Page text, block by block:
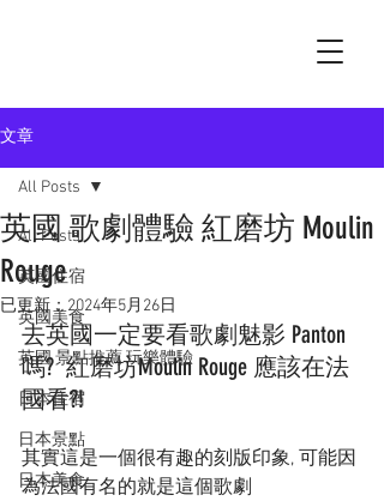
文章
All Posts
英國住宿
英國美食
英國 景點推薦 玩樂體驗
日本住宿
日本景點
日本美食
All Posts
英國 歌劇體驗 紅磨坊 Moulin
Rouge
已更新：2024年5月26日
去英國一定要看歌劇魅影 Panton
嗎?  紅磨坊Moulin Rouge 應該在法
國看?!
其實這是一個很有趣的刻版印象, 可能因
為法國有名的就是這個歌劇